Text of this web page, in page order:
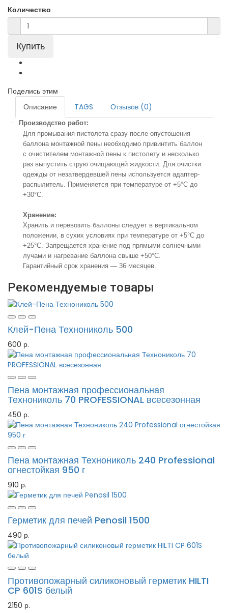
Количество
Поделись этим
Описание
TAGS Отзывов (0)
·
Производство работ:
Для промывания пистолета сразу после опустошения
баллона монтажной пены необходимо привинтить баллон
с очистителем монтажной пены к пистолету и несколько
раз выпустить струю очищающей жидкости. Для очистки
одежды от незатвердевшей пены используется адаптер-
распылитель. Применяется при температуре от +5°С до
+30°С.
Хранение:
Хранить и перевозить баллоны следует в вертикальном
положении, в сухих условиях при температуре от +5°С до
+25°С. Запрещается хранение под прямыми солнечными
лучами и нагревание баллона свыше +50°С.
Гарантийный срок хранения — 36 месяцев.
Рекомендуемые товары
Клей-Пена Технониколь 500
600 р.
Пена монтажная профессиональная
Технониколь 70 PROFESSIONAL всесезонная
450 р.
Пена монтажная Технониколь 240 Professional
огнестойкая 950 г
910 р.
Герметик для печей Penosil 1500
490 р.
Противопожарный силиконовый герметик HILTI
CP 601S белый
2150 р.